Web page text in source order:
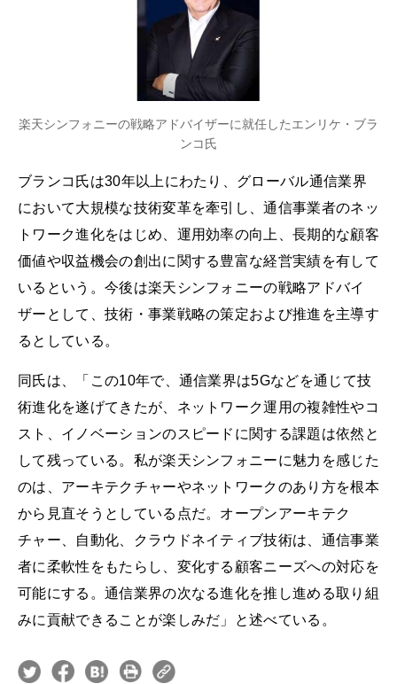
楽天シンフォニーの戦略アドバイザーに就任したエンリケ・ブラ
ンコ氏
ブランコ氏は30年以上にわたり、グローバル通信業界
において大規模な技術変革を牽引し、通信事業者のネッ
トワーク進化をはじめ、運用効率の向上、長期的な顧客
価値や収益機会の創出に関する豊富な経営実績を有して
いるという。今後は楽天シンフォニーの戦略アドバイ
ザーとして、技術・事業戦略の策定および推進を主導す
るとしている。
同氏は、「この10年で、通信業界は5Gなどを通じて技
術進化を遂げてきたが、ネットワーク運用の複雑性やコ
スト、イノベーションのスピードに関する課題は依然と
して残っている。私が楽天シンフォニーに魅力を感じた
のは、アーキテクチャーやネットワークのあり方を根本
から見直そうとしている点だ。オープンアーキテク
チャー、自動化、クラウドネイティブ技術は、通信事業
者に柔軟性をもたらし、変化する顧客ニーズへの対応を
可能にする。通信業界の次なる進化を推し進める取り組
みに貢献できることが楽しみだ」と述べている。